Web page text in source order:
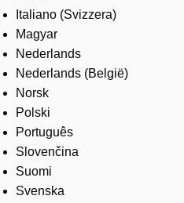
Italiano (Svizzera)
Magyar
Nederlands
Nederlands (België)
Norsk
Polski
Português
Slovenčina
Suomi
Svenska